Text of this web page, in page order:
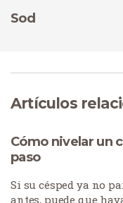
Sod
Artículos
Cómo nivelar un
paso
Si su césped ya no
antes, puede que